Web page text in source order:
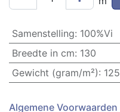
Samenstelling: 100%Vi
Breedte in cm: 130
Gewicht (gram/m²): 125
Algemene Voorwaarden